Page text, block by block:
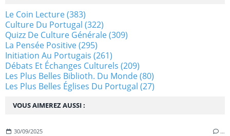
VOUS AIMEREZ AUSSI :
30/09/2025 …
Le Coin Lecture(383)
Culture Du Portugal (322)
Quizz De Culture Générale(309)
La Pensée Positive(295)
Initiation Au Portugais (261)
Débats Et Échanges Culturels (209)
Les Plus Belles Biblioth. Du Monde(80)
Les Plus Belles Églises Du Portugal (27)